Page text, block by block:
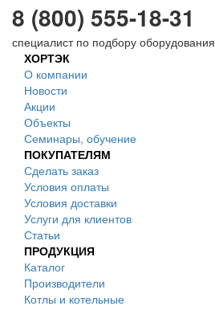
8 (800) 555-18-31
специалист по подбору оборудования
ХОРТЭК
О компании
Новости
Акции
Объекты
Семинары, обучение
ПОКУПАТЕЛЯМ
Сделать заказ
Условия оплаты
Условия доставки
Услуги для клиентов
Статьи
ПРОДУКЦИЯ
Каталог
Производители
Котлы и котельные